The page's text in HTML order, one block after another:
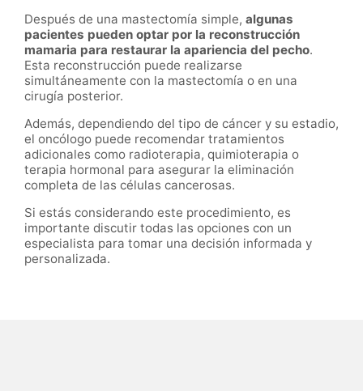
Después de una mastectomía simple, algunas
pacientes pueden optar por la reconstrucción
mamaria para restaurar la apariencia del pecho.
Esta reconstrucción puede realizarse
simultáneamente con la mastectomía o en una
cirugía posterior.
Además, dependiendo del tipo de cáncer y su estadio,
el oncólogo puede recomendar tratamientos
adicionales como radioterapia, quimioterapia o
terapia hormonal para asegurar la eliminación
completa de las células cancerosas.
Si estás considerando este procedimiento, es
importante discutir todas las opciones con un
especialista para tomar una decisión informada y
personalizada.